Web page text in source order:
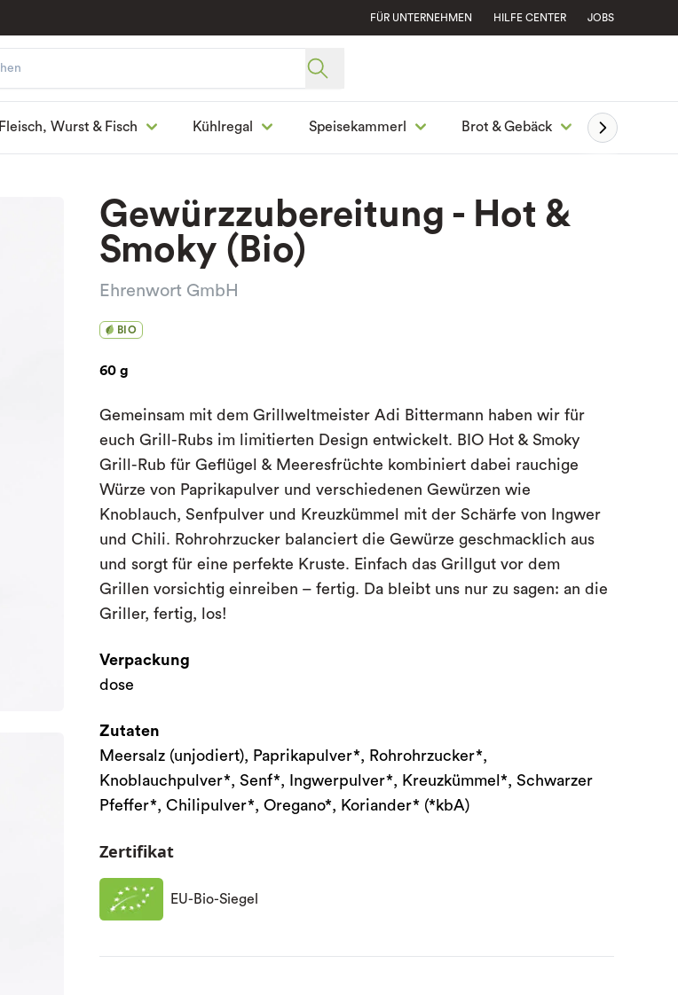
FÜR UNTERNEHMEN HILFE CENTER JOBS
Fleisch, Wurst & Fisch Kühlregal Speisekammerl Brot & Gebäck
Gewürzzubereitung - Hot &
Smoky (Bio)
Ehrenwort GmbH
BIO
60 g
Gemeinsam mit dem Grillweltmeister Adi Bittermann haben wir für
euch Grill-Rubs im limitierten Design entwickelt. BIO Hot & Smoky
Grill-Rub für Geflügel & Meeresfrüchte kombiniert dabei rauchige
Würze von Paprikapulver und verschiedenen Gewürzen wie
Knoblauch, Senfpulver und Kreuzkümmel mit der Schärfe von Ingwer
und Chili. Rohrohrzucker balanciert die Gewürze geschmacklich aus
und sorgt für eine perfekte Kruste. Einfach das Grillgut vor dem
Grillen vorsichtig einreiben – fertig. Da bleibt uns nur zu sagen: an die
Griller, fertig, los!
Verpackung
dose
Zutaten
Meersalz (unjodiert), Paprikapulver*, Rohrohrzucker*,
Knoblauchpulver*, Senf*, Ingwerpulver*, Kreuzkümmel*, Schwarzer
Pfeffer*, Chilipulver*, Oregano*, Koriander* (*kbA)
Zertifikat
EU-Bio-Siegel